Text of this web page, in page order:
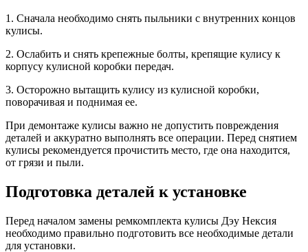
1. Сначала необходимо снять пыльники с внутренних концов
кулисы.
2. Ослабить и снять крепежные болты, крепящие кулису к
корпусу кулисной коробки передач.
3. Осторожно вытащить кулису из кулисной коробки,
поворачивая и поднимая ее.
При демонтаже кулисы важно не допустить повреждения
деталей и аккуратно выполнять все операции. Перед снятием
кулисы рекомендуется прочистить место, где она находится,
от грязи и пыли.
Подготовка деталей к установке
Перед началом замены ремкомплекта кулисы Дэу Нексия
необходимо правильно подготовить все необходимые детали
для установки.